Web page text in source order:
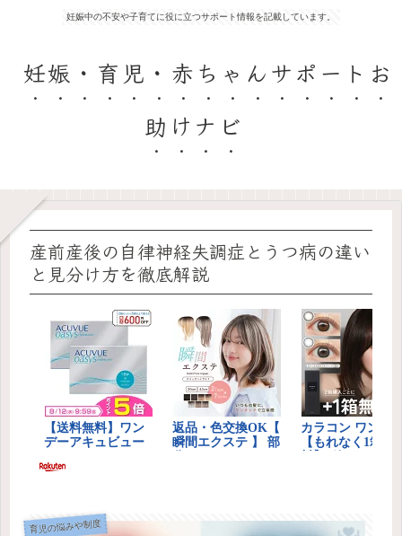
妊娠中の不安や子育てに役に立つサポート情報を記載しています。
妊娠・育児・赤ちゃんサポートお
助けナビ
産前産後の自律神経失調症とうつ病の違い
と見分け方を徹底解説
育児の悩みや制度